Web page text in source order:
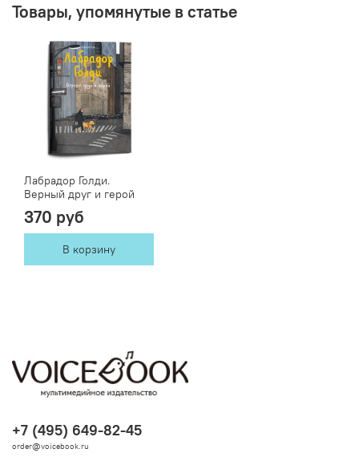
Товары, упомянутые в статье
Лабрадор Голди.
Верный друг и герой
370 руб
В корзину
+7 (495) 649-82-45
order@voicebook.ru